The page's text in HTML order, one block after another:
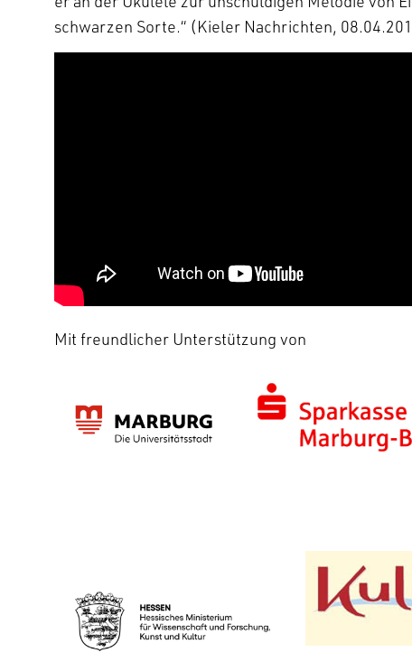
schwarzen Sorte.“ (Kieler Nachrichten,
Mit freundlicher Unterstützung von